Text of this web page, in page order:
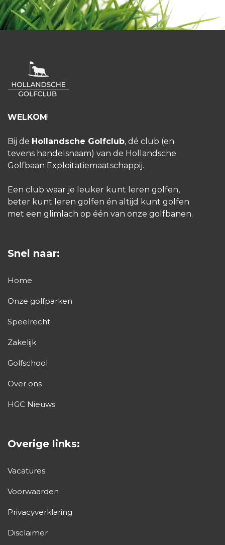
WELKOM!
Bij de Hollandsche Golfclub, dé club (en
tevens handelsnaam) van de Hollandsche
Golfbaan Exploitatiemaatschappij.
Een club waar je leuker kunt leren golfen,
beter kunt leren golfen én altijd kunt golfen
met een glimlach op één van onze golfbanen.
Snel naar:
Home
Onze golfparken
Speelrecht
Zakelijk
Golfschool
Over ons
HGC Nieuws
Overige links:
Vacatures
Voorwaarden
Privacyverklaring
Disclaimer